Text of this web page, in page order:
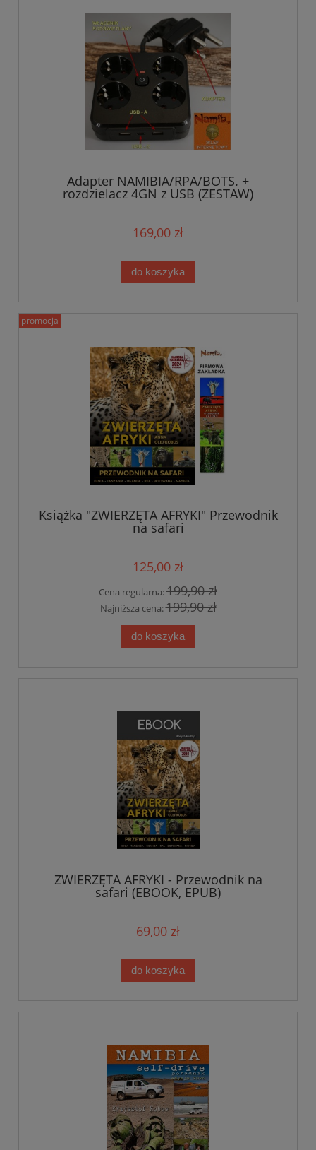
Adapter NAMIBIA/RPA/BOTS. +
rozdzielacz 4GN z USB (ZESTAW)
169,00 zł
do koszyka
Książka "ZWIERZĘTA AFRYKI" Przewodnik
na safari
125,00 zł
Cena regularna:199,90 zł
Najniższa cena:199,90 zł
do koszyka
promocja
ZWIERZĘTA AFRYKI - Przewodnik na
safari (EBOOK, EPUB)
69,00 zł
do koszyka